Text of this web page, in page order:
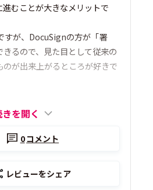
むことが大きなメリットで
すが、DocuSignの方が「署
るので、見た目として従来の
が出来上がるところが好きで
を開く
0コメント
レビューをシェア